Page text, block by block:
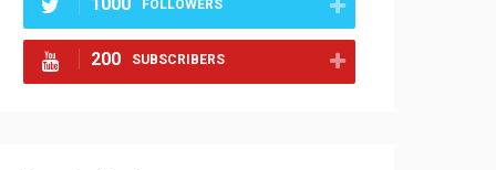
FOLLOWERS
200 SUBSCRIBERS